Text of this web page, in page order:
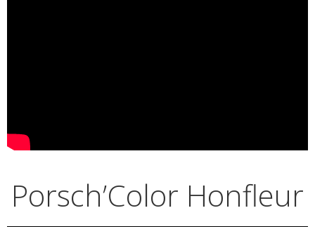
Porsch’Color Honfleur